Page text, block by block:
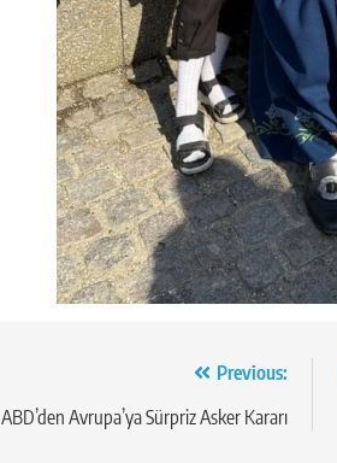
Previous:
ABD’den Avrupa’ya Sürpriz Asker Kararı